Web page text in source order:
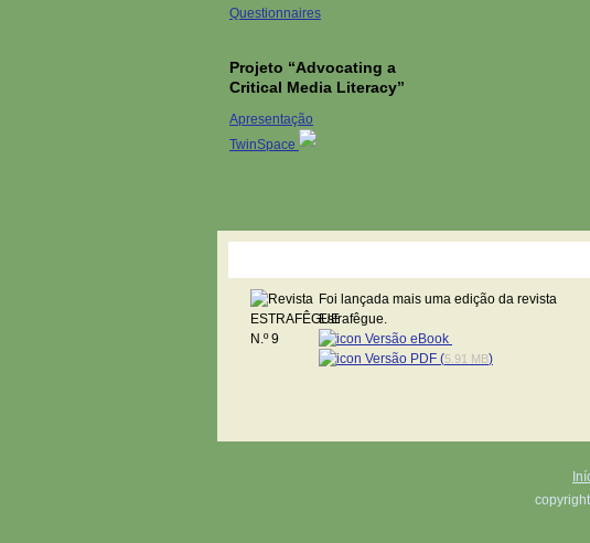
Questionnaires
Projeto “Advocating a
Critical Media Literacy”
Apresentação
TwinSpace
Foi lançada mais uma edição da revista
Estrafêgue.
Versão eBook
Versão PDF (5.91 MB)